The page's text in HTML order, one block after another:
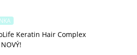
Keratin Hair Complex